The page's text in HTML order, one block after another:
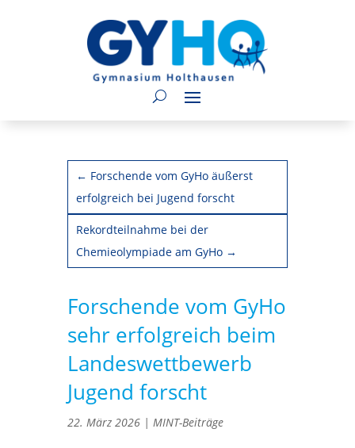
← Forschende vom GyHo äußerst
erfolgreich bei Jugend forscht
Rekordteilnahme bei der
Chemieolympiade am GyHo→
Forschende vom GyHo
sehr erfolgreich beim
Landeswettbewerb
Jugend forscht
22. März 2026| MINT-Beiträge